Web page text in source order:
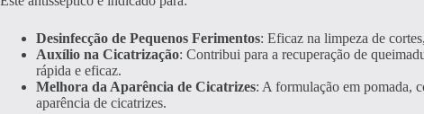
Desinfecção de Pequenos Ferimentos: Eficaz na limpeza de
Auxílio na Cicatrização: Contribui para a recuperação de
rápida e eficaz.
Melhora da Aparência de Cicatrizes: A formulação em pomada,
aparência de cicatrizes.